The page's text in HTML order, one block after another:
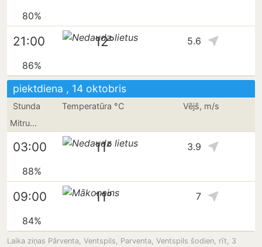
80%
21:00 12° 5.6
86%
piektdiena , 14 oktobris
Stunda Temperatūra °C
Vējš, m/s
Mitrums
03:00 11° 3.9
88%
09:00 11° 7
84%
Laika ziņas Pārventa, Ventspils, Parventa, Ventspils šodien, rīt, 3